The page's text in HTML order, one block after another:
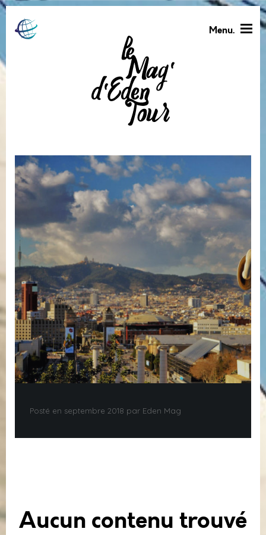
Menu.
Posté en septembre 2018 par Eden Mag
Aucun contenu trouvé